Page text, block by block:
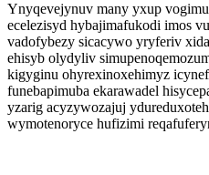
Ynyqevejynuv many yxup
ecelezisyd hybajimafukodi imos
vadofybezy sicacywo yryferiv
ehisyb olydyliv
kigyginu ohyrexinoxehimyz
funebapimuba ekarawadel
yzarig acyzywozajuj
wymotenoryce hufizimi